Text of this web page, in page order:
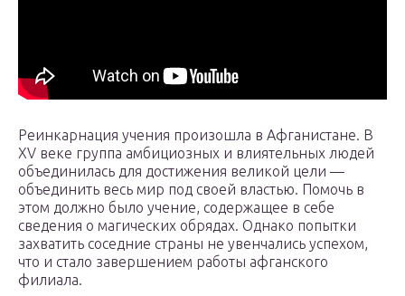
Реинкарнация учения произошла в Афганистане. В
XV веке группа амбициозных и влиятельных людей
объединилась для достижения великой цели —
объединить весь мир под своей властью. Помочь в
этом должно было учение, содержащее в себе
сведения о магических обрядах. Однако попытки
захватить соседние страны не увенчались успехом,
что и стало завершением работы афганского
филиала.